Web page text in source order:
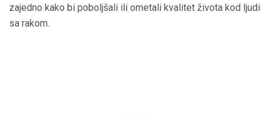
zajedno kako bi poboljšali ili ometali kvalitet života kod ljudi
sa rakom.